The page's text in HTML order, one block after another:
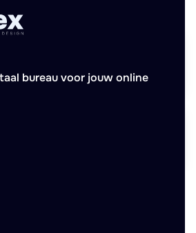
bureau voor jouw online